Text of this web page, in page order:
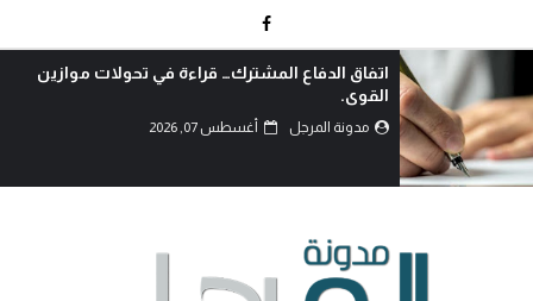
اتفاق الدفاع المشترك… قراءة في تحولات موازين
القوى.
مدونة المرجل أغسطس 07, 2026